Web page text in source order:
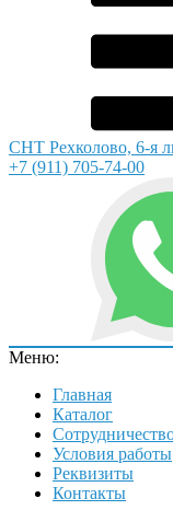
СНТ Рехколово, 6-я
+7 (911) 705-74-00
Меню:
Главная
Каталог
Условия работы
Реквизиты
Контакты